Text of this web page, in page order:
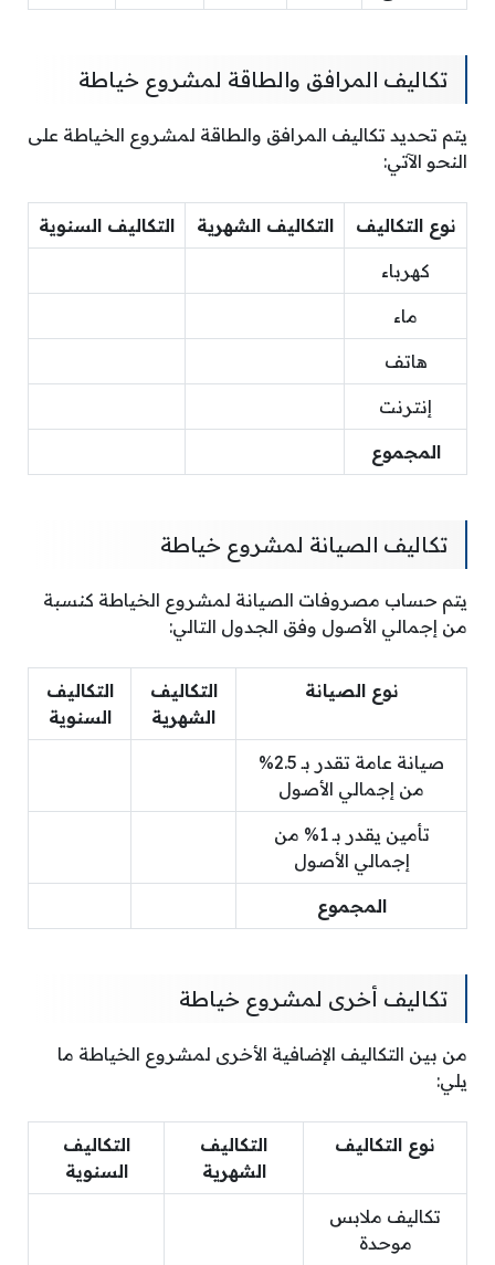
تكاليف المرافق والطاقة لمشروع خياطة
يتم تحديد تكاليف المرافق والطاقة لمشروع الخياطة على
النحو الآتي:
نوع التكاليف التكاليف الشهرية التكاليف السنوية
كهرباء
ماء
هاتف
إنترنت
المجموع
تكاليف الصيانة لمشروع خياطة
يتم حساب مصروفات الصيانة لمشروع الخياطة كنسبة
من إجمالي الأصول وفق الجدول التالي:
نوع الصيانة
التكاليف
الشهرية
التكاليف
السنوية
صيانة عامة تقدر بـ 2.5%
من إجمالي الأصول
تأمين يقدر بـ 1% من
إجمالي الأصول
المجموع
تكاليف أخرى لمشروع خياطة
من بين التكاليف الإضافية الأخرى لمشروع الخياطة ما
يلي:
نوع التكاليف
التكاليف
الشهرية
التكاليف
السنوية
تكاليف ملابس
موحدة